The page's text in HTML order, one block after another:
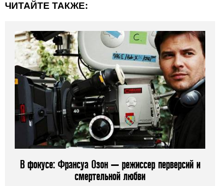
ЧИТАЙТЕ ТАКЖЕ:
В фокусе: Франсуа Озон — режиссер перверсий и
смертельной любви